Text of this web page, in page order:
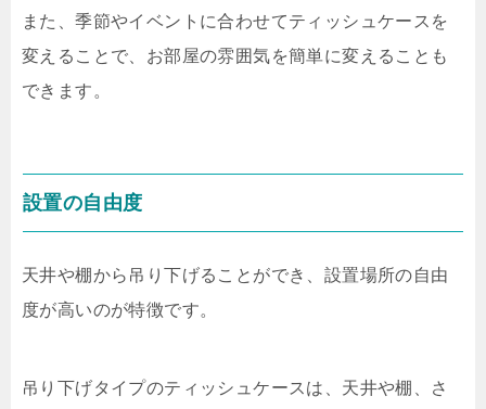
また、季節やイベントに合わせてティッシュケースを
変えることで、お部屋の雰囲気を簡単に変えることも
できます。
設置の自由度
天井や棚から吊り下げることができ、設置場所の自由
度が高いのが特徴です。
吊り下げタイプのティッシュケースは、天井や棚、さ